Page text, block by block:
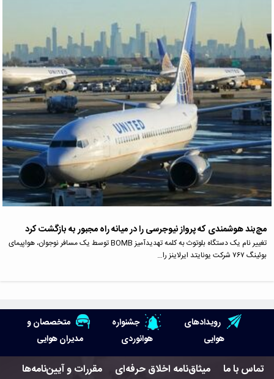
مچ‌بند هوشمندی که پرواز نیوجرسی را در میانه راه مجبور به بازگشت کرد
تغییر نام یک دستگاه بلوتوث به کلمه تهدیدآمیز BOMB توسط یک مسافر نوجوان، هواپیمای
بوئینگ ۷۶۷ شرکت یونایتد ایرلاینز را…
رویدادهای
هوایی
جشنواره
هوانوردی
متخصصان و
مدیران هوایی
تماس با ما میثاق‌نامه اخلاق حرفه‌ای مقررات و آیین‌نامه‌ها